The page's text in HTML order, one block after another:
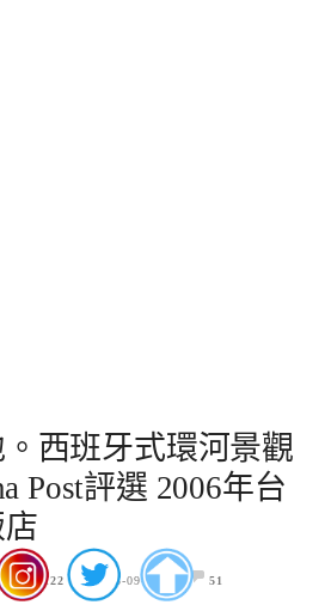
西班牙式環河景觀
Post評選 2006年台
2025-09-05 51